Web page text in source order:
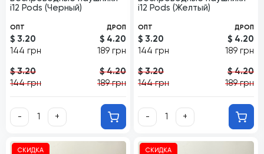
i12 Pods (Черный)
ОПТ
$ 3.20
144 грн
$ 3.20
144 грн
ДРОП
$ 4.20
189 грн
$ 4.20
189 грн
- +
i12 Pods (Желтый)
ОПТ
$ 3.20
144 грн
$ 3.20
144 грн
ДРОП
$ 4.20
189 грн
$ 4.20
189 грн
- +
СКИДКА СКИДКА